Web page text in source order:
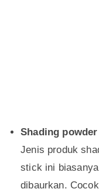
Shading
Jenis produk
stick ini
dibaurkan.